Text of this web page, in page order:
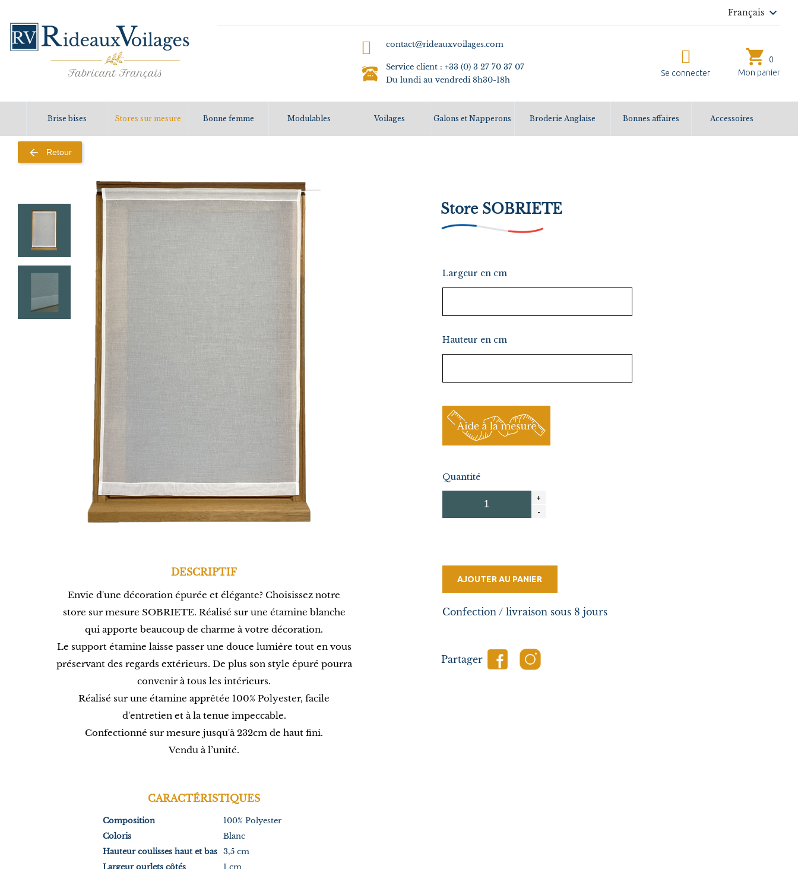
Français 
contact@rideauxvoilages.com
Service client : +33 (0) 3 27 70 37 07
Du lundi au vendredi 8h30-18h
shopping_cart
0
Mon panier
Se connecter
Brise bises Stores sur mesure Bonne femme Modulables Voilages Galons et Napperons Broderie Anglaise Bonnes affaires Accessoires
arrow_back Retour
DESCRIPTIF
Envie d'une décoration épurée et élégante? Choisissez notre
store sur mesure SOBRIETE. Réalisé sur une étamine blanche
qui apporte beaucoup de charme à votre décoration.
Le support étamine laisse passer une douce lumière tout en vous
préservant des regards extérieurs. De plus son style épuré pourra
convenir à tous les intérieurs.
Réalisé sur une étamine apprêtée 100% Polyester, facile
d'entretien et à la tenue impeccable.
Confectionné sur mesure jusqu'à 232cm de haut fini.
Vendu à l’unité.
CARACTÉRISTIQUES
Composition
Coloris
Hauteur coulisses haut et bas
Largeur ourlets côtés
100% Polyester
Blanc
3,5 cm
1 cm
Store SOBRIETE
Largeur en cm
Hauteur en cm
Quantité
AJOUTER AU PANIER
Confection / livraison sous 8 jours
Partager